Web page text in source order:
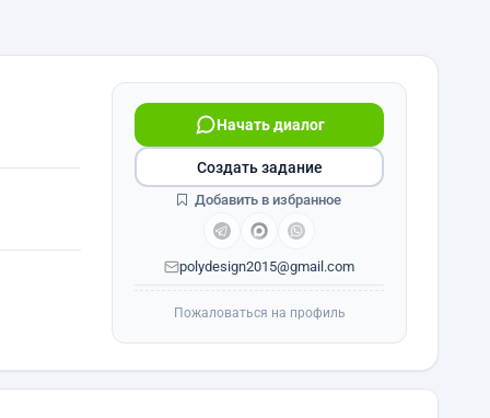
Начать диалог
polydesign2015@gmail.com
Создать задание
Добавить в избранное
Пожаловаться на профиль